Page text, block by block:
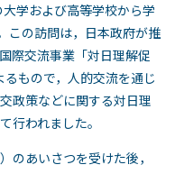
学および高等学校から学
この訪問は，日本政府が推
際交流事業「対日理解促
もので，人的交流を通じ
政策などに関する対日理
行われました。
のあいさつを受けた後，